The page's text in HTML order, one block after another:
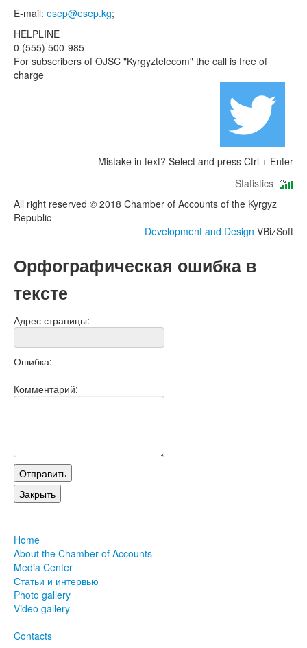
E-mail: esep@esep.kg;
HELPLINE
0 (555) 500-985
For subscribers of OJSC "Kyrgyztelecom" the call is free of
charge
Mistake in text? Select and press Ctrl + Enter
Statistics
All right reserved © 2018 Chamber of Accounts of the Kyrgyz
Republic
Development and Design VBizSoft
Орфографическая ошибка в
тексте
Адрес страницы:
Ошибка:
Комментарий:
Home
About the Chamber of Accounts
Media Center
Статьи и интервью
Photo gallery
Video gallery
Contacts